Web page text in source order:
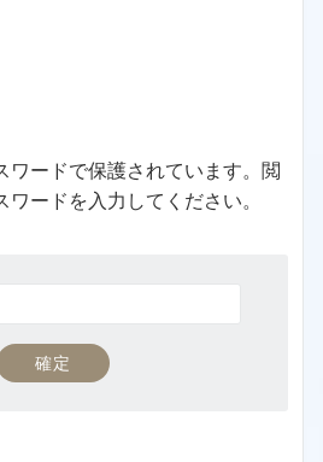
ワードで保護されています。閲
ードを入力してください。